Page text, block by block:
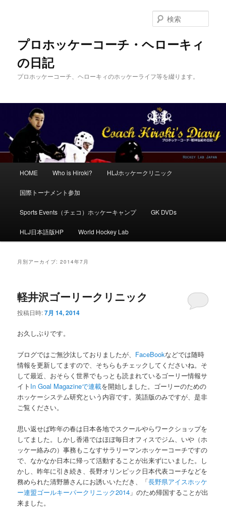
移
動
プロホッケーコーチ・ヘローキィ
の日記
プロホッケーコーチ、ヘローキィのホッケーライフ等を綴ります。
索
HOME Who is Hiroki? HLJホッケークリニック
国際トーナメント参加
Sports Events（チェコ）ホッケーキャンプ GK DVDs
HLJ日本語版HP World Hockey Lab
月別アーカイブ:2014年7月
軽井沢ゴーリークリニック
投稿日時:7月 14, 2014
お久しぶりです。
ブログではご無沙汰しておりましたが、 FaceBookなどでは随時
情報を更新してますので、そちらもチェックしてくださいね。そ
して最近、おそらく世界でもっとも読まれているゴーリー情報サ
イト In Goal Magazineで連載を開始しました。ゴーリーのための
ホッケーシステム研究という内容です。英語版のみですが、是非
ご覧ください。
思い返せば昨年の春は日本各地でスクールやらワークショップを
してました。しかし香港ではほぼ毎日オフィスでジム、いや（ホ
ッケー絡みの）事務もこなすサラリーマンホッケーコーチですの
で、なかなか日本に帰って活動することが出来ずにいました。し
かし、昨年に引き続き、長野オリンピック日本代表コーチなどを
務められた清野勝さんにお誘いいただき、「長野県アイスホッケ
ー連盟ゴールキーパークリニック2014 」のため帰国することが出
来ました。